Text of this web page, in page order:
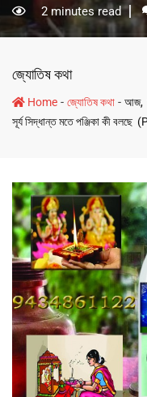
2 minutes read
জ্যোতিষ কথা
Home - জ্যোতিষ কথা - আজ,
সূর্য সিদ্ধান্ত মতে পঞ্জিকা কী